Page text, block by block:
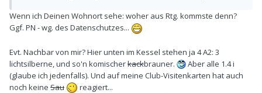
Wenn ich Deinen Wohnort sehe: woher aus Rtg. kommste denn?
Ggf. PN - wg. des Datenschutzes...
Evt. Nachbar von mir? Hier unten im Kessel stehen ja 4 A2: 3
lichtsilberne, und so'n komischerkackbrauner.
Aber alle 1.4 i
(glaube ich jedenfalls). Und auf meine Club-Visitenkarten hat auch
noch keine Sau
reagiert...